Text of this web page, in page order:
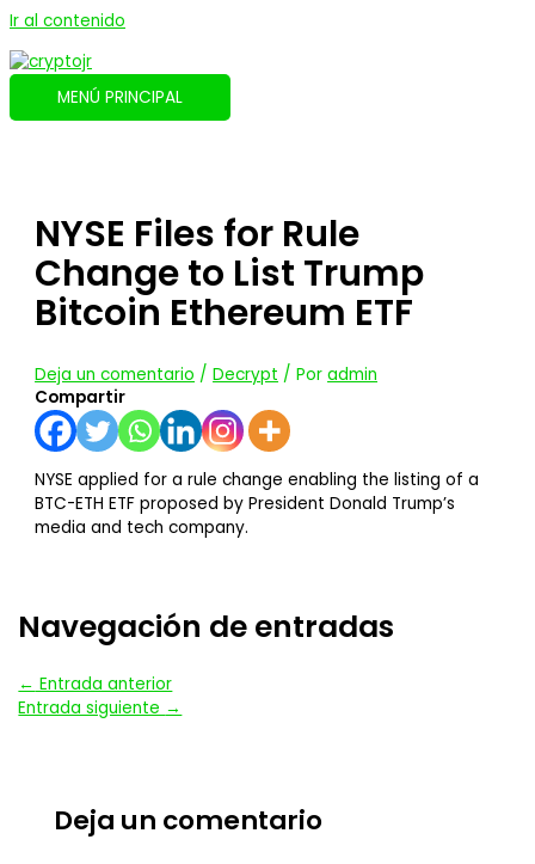
Ir al contenido
MENÚ PRINCIPAL
NYSE Files for Rule
Change to List Trump
Bitcoin Ethereum ETF
Deja un comentario /Decrypt / Poradmin
Compartir
NYSE applied for a rule change enabling the listing of a
BTC-ETH ETF proposed by President Donald Trump’s
media and tech company.
Navegación de entradas
← Entrada anterior
Entrada siguiente →
Deja un comentario